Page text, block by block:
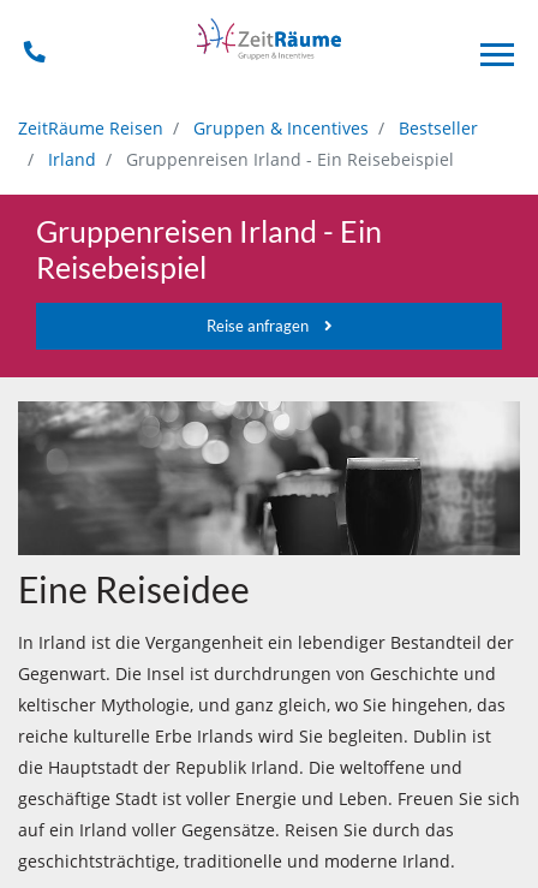
ZeitRäume Reisen Gruppen & Incentives
Bestseller
Irland
Gruppenreisen Irland - Ein Reisebeispiel
Gruppenreisen Irland - Ein
Reisebeispiel
Reise anfragen
Eine Reiseidee
In Irland ist die Vergangenheit ein lebendiger Bestandteil der
Gegenwart. Die Insel ist durchdrungen von Geschichte und
keltischer Mythologie, und ganz gleich, wo Sie hingehen, das
reiche kulturelle Erbe Irlands wird Sie begleiten. Dublin ist
die Hauptstadt der Republik Irland. Die weltoffene und
geschäftige Stadt ist voller Energie und Leben. Freuen Sie sich
auf ein Irland voller Gegensätze. Reisen Sie durch das
geschichtsträchtige, traditionelle und moderne Irland.